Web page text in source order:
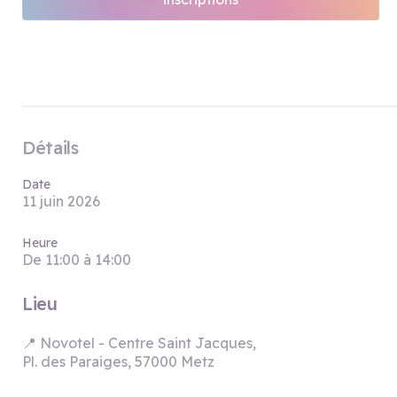
Détails
Date
11 juin 2026
Heure
De 11:00 à 14:00
Lieu
📍 Novotel - Centre Saint Jacques,
Pl. des Paraiges, 57000 Metz